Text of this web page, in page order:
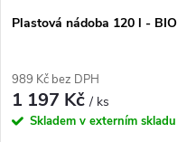
Plastová nádoba 120 l - BIO
989 Kč bez DPH
1 197 Kč/ ks
Skladem v externím skladu